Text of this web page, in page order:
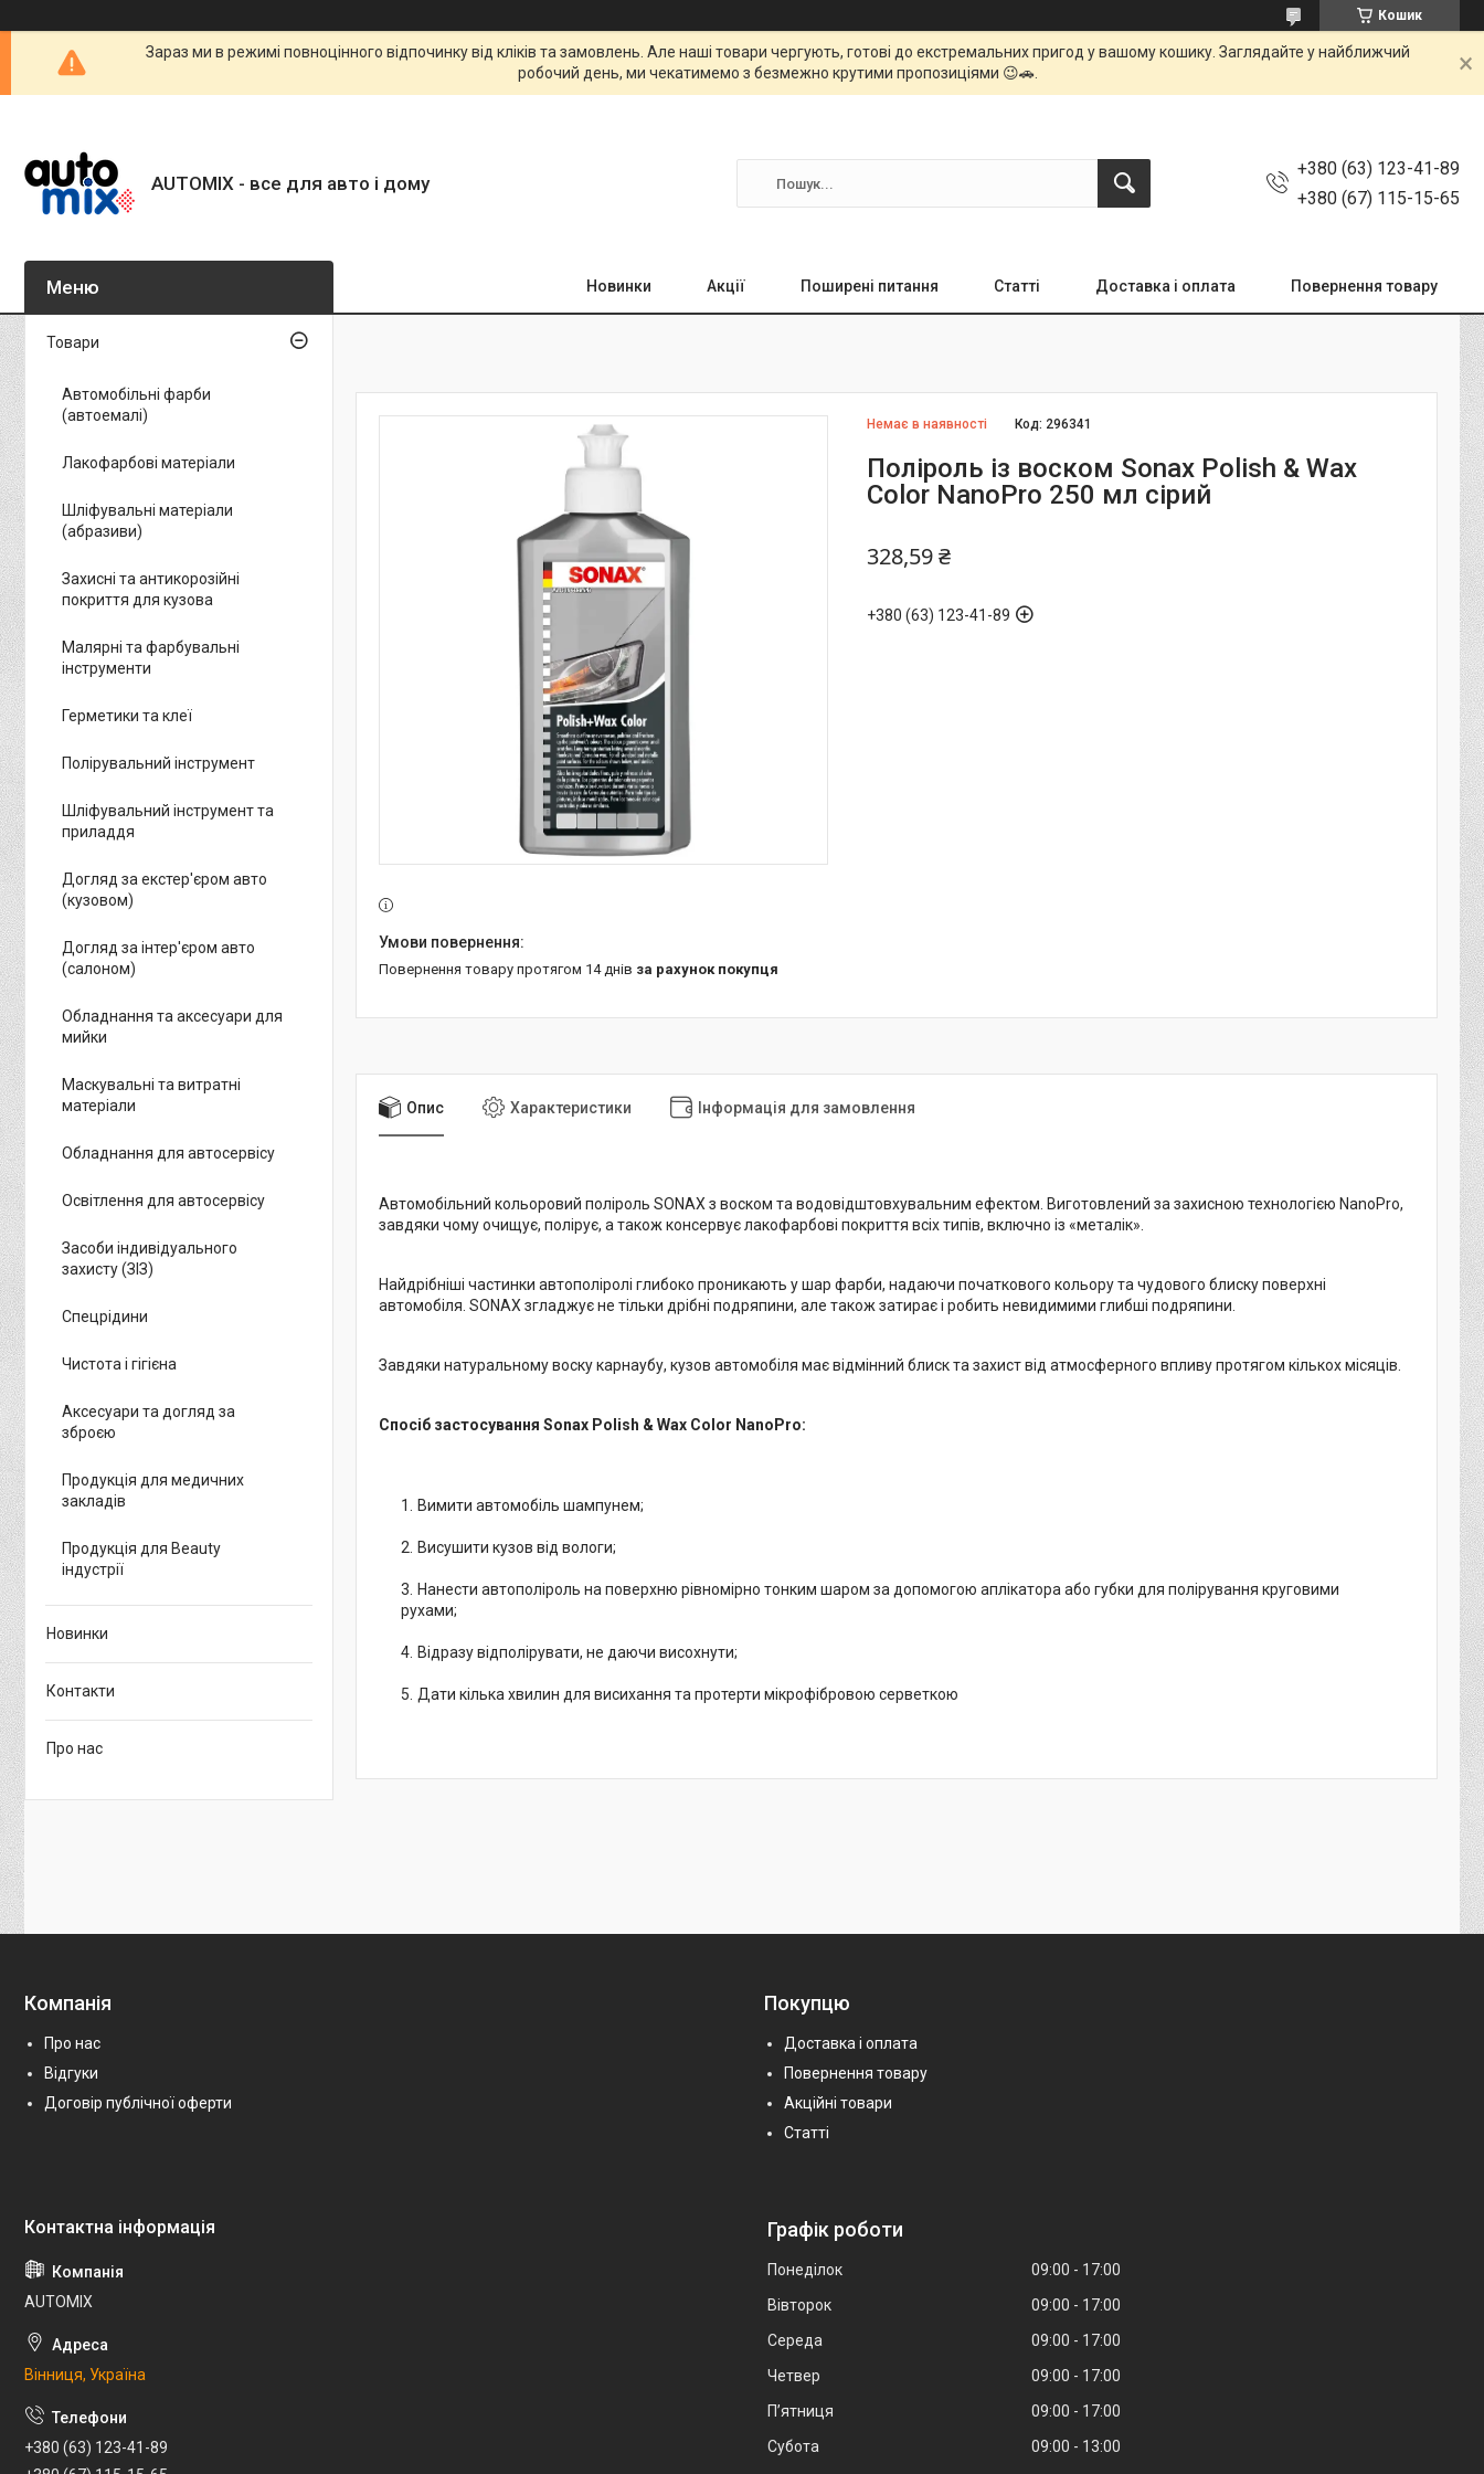
Кошик
Зараз ми в режимі повноцінного відпочинку від кліків та замовлень. Але наші товари чергують, готові до екстремальних пригод у вашому кошику. Заглядайте у найближчий
робочий день, ми чекатимемо з безмежно крутими пропозиціями 😉🚗.
AUTOMIX - все для авто і дому
+380 (63) 123-41-89
+380 (67) 115-15-65
Новинки Акції Поширені питання Статті Доставка і оплата Повернення товару
Немає в наявності Код: 296341
Поліроль із воском Sonax Polish & Wax
Color NanoPro 250 мл сірий
328,59 ₴
+380 (63) 123-41-89
повернення товару протягом 14 днів за рахунок покупця
Опис Характеристики Інформація для замовлення
Автомобільний кольоровий поліроль SONAX з воском та водовідштовхувальним ефектом. Виготовлений за захисною технологією NanoPro,
завдяки чому очищує, полірує, а також консервує лакофарбові покриття всіх типів, включно із «металік».
Найдрібніші частинки автополіролі глибоко проникають у шар фарби, надаючи початкового кольору та чудового блиску поверхні
автомобіля. SONAX згладжує не тільки дрібні подряпини, але також затирає і робить невидимими глибші подряпини.
Завдяки натуральному воску карнаубу, кузов автомобіля має відмінний блиск та захист від атмосферного впливу протягом кількох місяців.
Спосіб застосування Sonax Polish & Wax Color NanoPro:
Вимити автомобіль шампунем;
Висушити кузов від вологи;
Нанести автополіроль на поверхню рівномірно тонким шаром за допомогою аплікатора або губки для полірування круговими
рухами;
Відразу відполірувати, не даючи висохнути;
Дати кілька хвилин для висихання та протерти мікрофібровою серветкою
Товари
Автомобільні фарби
(автоемалі)
Лакофарбові матеріали
Шліфувальні матеріали
(абразиви)
Захисні та антикорозійні
покриття для кузова
Малярні та фарбувальні
інструменти
Герметики та клеї
Полірувальний інструмент
Шліфувальний інструмент та
приладдя
Догляд за екстер'єром авто
(кузовом)
Догляд за інтер'єром авто
(салоном)
Обладнання та аксесуари для
мийки
Маскувальні та витратні
матеріали
Обладнання для автосервісу
Освітлення для автосервісу
Засоби індивідуального
захисту (ЗІЗ)
Спецрідини
Чистота і гігієна
Аксесуари та догляд за
зброєю
Продукція для медичних
закладів
Продукція для Beauty
індустрії
Новинки
Контакти
Про нас
Компанія
Про нас
Відгуки
Договір публічної оферти
Покупцю
Доставка і оплата
Повернення товару
Акційні товари
Статті
AUTOMIX
Вінниця, Україна
+380 (63) 123-41-89
Графік роботи
Понеділок 09:00
17:00
Вівторок
09:00
17:00
Середа
09:00
17:00
Четвер
09:00
17:00
Пʼятниця
09:00
17:00
Субота
09:00
13:00